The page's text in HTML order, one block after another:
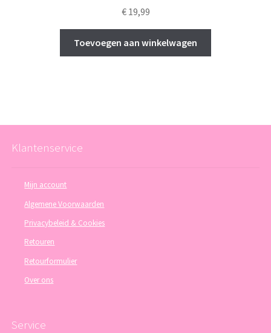
€19,99
Toevoegen aan winkelwagen
Klantenservice
Mijn account
Algemene Voorwaarden
Privacybeleid & Cookies
Retouren
Retourformulier
Over ons
Service